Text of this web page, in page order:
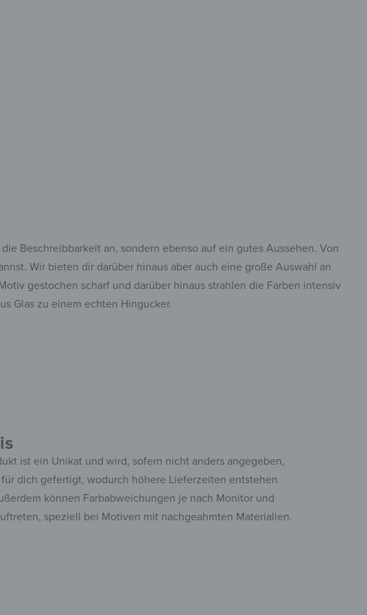
Beschreibbarkeit an, sondern ebenso auf ein gutes Aussehen. Von
Wir bieten dir darüber hinaus aber auch eine große Auswahl an
gestochen scharf und darüber hinaus strahlen die Farben intensiv
Glas zu einem echten Hingucker.
ist ein Unikat und wird, sofern nicht anders angegeben,
dich gefertigt, wodurch höhere Lieferzeiten entstehen
können Farbabweichungen je nach Monitor und
speziell bei Motiven mit nachgeahmten Materialien.